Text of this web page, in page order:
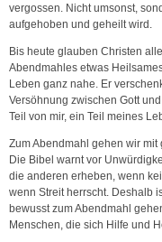
vergossen. Nicht umsonst,
aufgehoben und geheilt wird.
Bis heute glauben Christen
Abendmahles etwas
Leben ganz nahe. Er
Versöhnung zwischen Gott
Teil von mir, ein Teil meines
Zum Abendmahl gehen wir mit
Die Bibel warnt vor
die anderen erheben, wenn
wenn Streit herrscht. Deshalb
bewusst zum Abendmahl
Menschen, die sich Hilfe und